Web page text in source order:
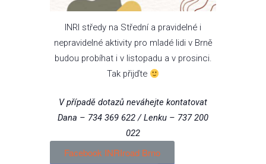
NRI středy na Střední a pravidelné i
nepravidelné aktivity pro mladé lidi v Brně
budou probíhat i v listopadu a v prosinci.
Tak přijďte
V případě dotazů neváhejte kontatovat
Dana – 734 369 622 / Lenku – 737 200
022
Facebook INRIroad Brno